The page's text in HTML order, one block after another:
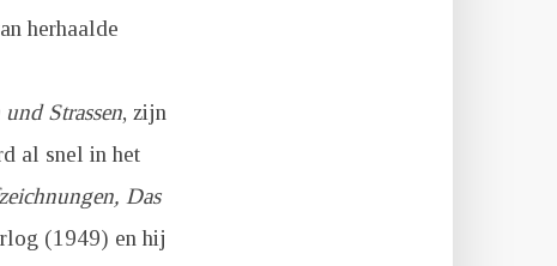
herhaalde
und Strassen, zijn
al snel in het
Das
(1949) en hij